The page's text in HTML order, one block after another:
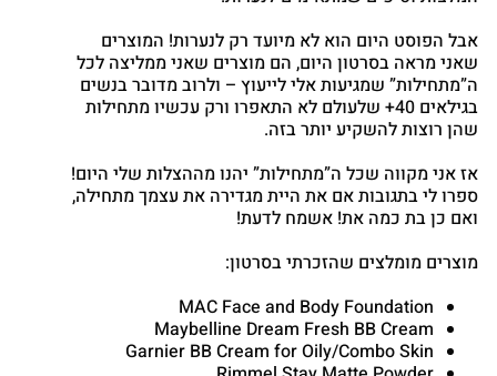
אבל הפוסט היום הוא לא מיועד רק לנערות! המוצרים
שאני מראה בסרטון היום, הם מוצרים שאני ממליצה לכל
ה”מתחילות” שמגיעות אלי לייעוץ – ולרוב מדובר בנשים
בגילאים 40+ שלעולם לא התאפרו ורק עכשיו מתחילות
שהן רוצות להשקיע יותר בזה.
אז אני מקווה שכל ה”מתחילות” יהנו מההצלות שלי היום!
ספרו לי בתגובות אם את היית מגדירה את עצמך מתחילה,
ואם כן בת כמה את! אשמח לדעת!
מוצרים מומלצים שהזכרתי בסרטון:
MAC Face and Body Foundation
Maybelline Dream Fresh BB Cream
Garnier BB Cream for Oily/Combo Skin